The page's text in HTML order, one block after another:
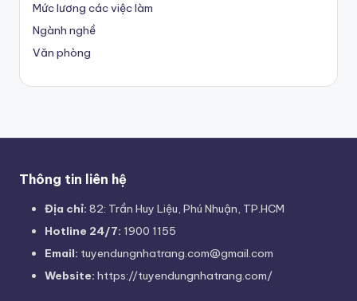
Mức lương các việc làm
Ngành nghề
Văn phòng
Thông tin liên hệ
Địa chỉ: 82: Trần Huy Liệu, Phú Nhuận, TP.HCM
Hotline 24/7: 1900 1155
Email: tuyendungnhatrang.com@gmail.com
Website: https://tuyendungnhatrang.com/